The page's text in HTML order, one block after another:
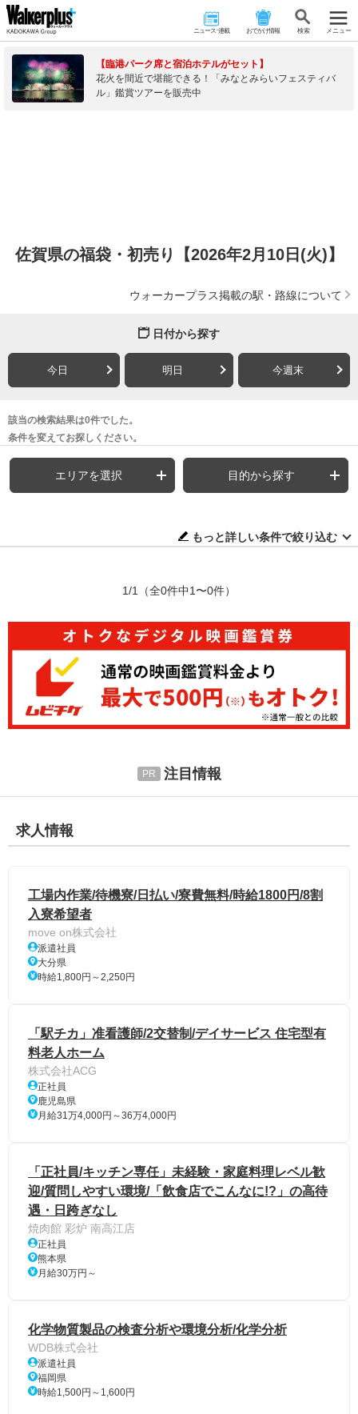
ニュース･連載 おでかけ情報 検 索 メニュー
【臨港パーク席と宿泊ホテルがセット】
花火を間近で堪能できる！「みなとみらいフェスティバ
ル」鑑賞ツアーを販売中
佐賀県の福袋・初売り【2026年2月10日(火)】
ウォーカープラス掲載の駅・路線について
日付から探す
今日 明日 今週末
該当の検索結果は0件でした。
条件を変えてお探しください。
エリアを選択 目的から探す
もっと詳しい条件で絞り込む
1/1 （全0件中1〜0件）
注目情報
求人情報
工場内作業/待機寮/日払い/寮費無料/時給1800円/8割
入寮希望者
move on株式会社
派遣社員
大分県
時給1,800円～2,250円
「駅チカ」准看護師/2交替制/デイサービス 住宅型有
料老人ホーム
株式会社ACG
正社員
鹿児島県
月給31万4,000円～36万4,000円
「正社員/キッチン専任」未経験・家庭料理レベル歓
迎/質問しやすい環境/「飲食店でこんなに!?」の高待
遇・日跨ぎなし
焼肉館 彩炉 南高江店
正社員
熊本県
月給30万円～
化学物質製品の検査分析や環境分析/化学分析
WDB株式会社
派遣社員
福岡県
時給1,500円～1,600円